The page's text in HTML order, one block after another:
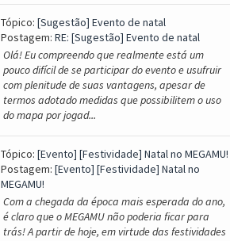
Tópico: [Sugestão] Evento de natal
Postagem: RE: [Sugestão] Evento de natal
Olá! Eu compreendo que realmente está um
pouco difícil de se participar do evento e usufruir
com plenitude de suas vantagens, apesar de
termos adotado medidas que possibilitem o uso
do mapa por jogad...
Tópico: [Evento] [Festividade] Natal no MEGAMU!
Postagem: [Evento] [Festividade] Natal no
MEGAMU!
Com a chegada da época mais esperada do ano,
é claro que o MEGAMU não poderia ficar para
trás! A partir de hoje, em virtude das festividades